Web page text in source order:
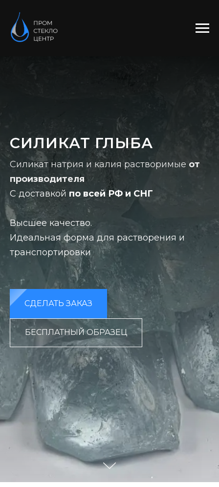
СИЛИКАТ ГЛЫБА
Силикат натрия и калия растворимые от
производителя
С доставкой по всей РФ и СНГ
Высшее качество.
Идеальная форма для растворения и
транспортировки
СДЕЛАТЬ ЗАКАЗ
БЕСПЛАТНЫЙ ОБРАЗЕЦ